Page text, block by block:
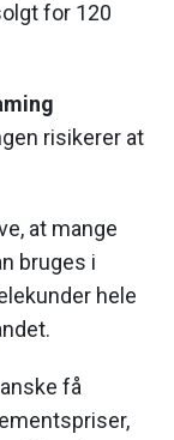
for 120
risikerer at
at mange
bruges i
hele
få